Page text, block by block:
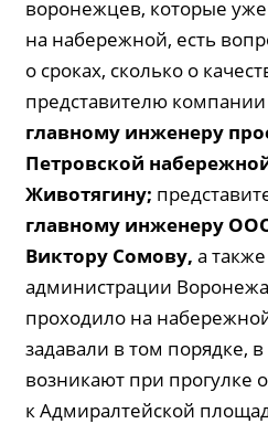
воронежцев, которые
на набережной, есть
о сроках, сколько о
представителю
главному инженеру
Петровской
Животягину;
главному инженеру
Виктору Сомову, а
администрации
проходило на
задавали в том порядке,
возникают при прогулке
к Адмиралтейской